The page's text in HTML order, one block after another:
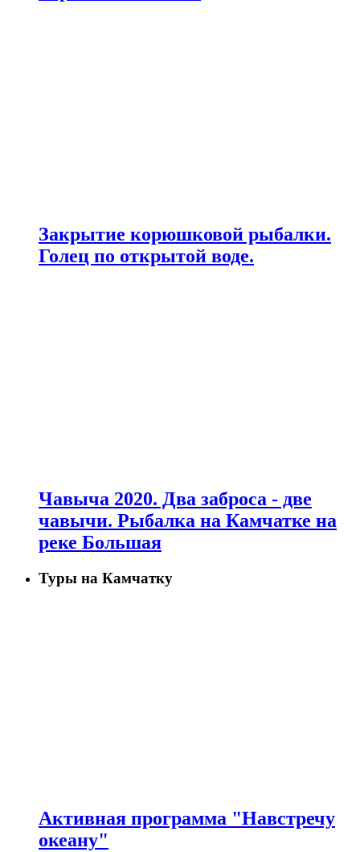
Закрытие корюшковой рыбалки.
Голец по открытой воде.
Чавыча 2020. Два заброса - две
чавычи. Рыбалка на Камчатке на
реке Большая
Туры на Камчатку
Активная программа "Навстречу
океану"